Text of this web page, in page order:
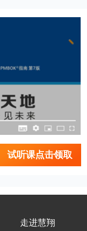
试听课点击领取
走进慧翔